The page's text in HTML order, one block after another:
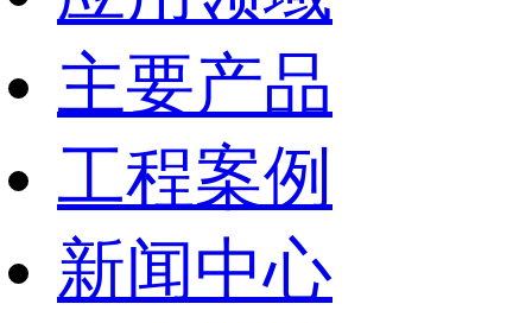
主要产品
工程案例
新闻中心